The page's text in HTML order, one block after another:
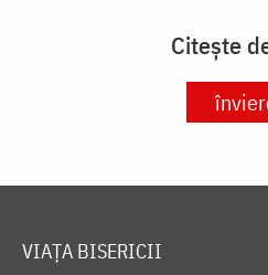
Citește
VIAȚA BISERICII